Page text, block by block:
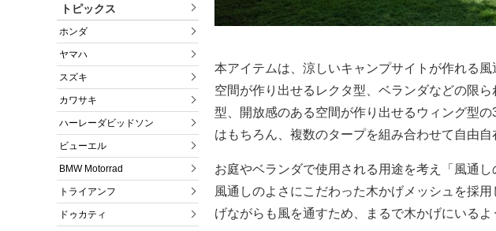
トピックス
ホンダ
ヤマハ
スズキ
カワサキ
ハーレーダビッドソン
ビューエル
BMW Motorrad
トライアンフ
ドゥカティ
本アイテムは、涼しいキャンプサイトが作れる
空間が作り出せるレクタ型、ベランダなどの限
型、開放感のある空間が作り出せるウィング型
はもちろん、複数のタープを組み合わせて自由自
お庭やベランダで使用される用途を考え「風通
風通しのよさにこだわった木かげメッシュを採
げながらも風を通すため、まるで木かげにいる